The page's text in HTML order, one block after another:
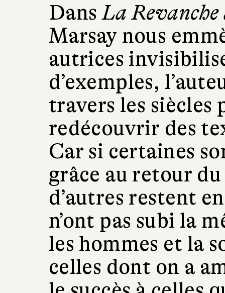
DansLa Revanche
Marsay nous
autrices
d’exemples,
travers les
redécouvrir des
Car si certaines
grâce au retour
d’autres restent
n’ont pas subi la
les hommes et la
celles dont on a